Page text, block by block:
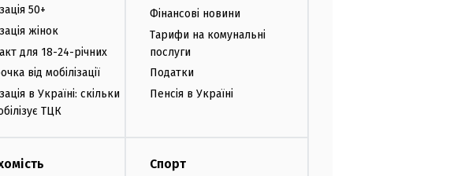
50+
жінок
для 18-24-річних
від мобілізації
в Україні: скільки
ТЦК
Фінансові новини
Тарифи на комунальні
послуги
Податки
Пенсія в Україні
Спорт